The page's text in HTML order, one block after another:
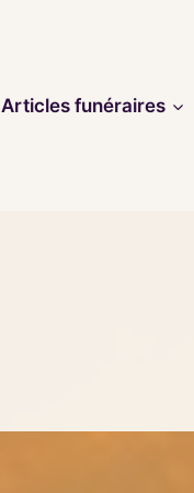
Articles funéraires